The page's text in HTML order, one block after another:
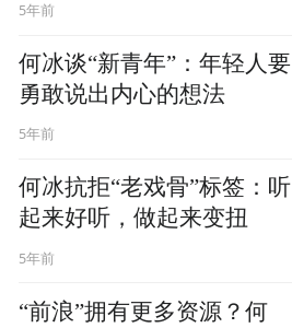
5年前
何冰谈“新青年”：年轻人要
勇敢说出内心的想法
5年前
何冰抗拒“老戏骨”标签：听
起来好听，做起来变扭
5年前
“前浪”拥有更多资源？何